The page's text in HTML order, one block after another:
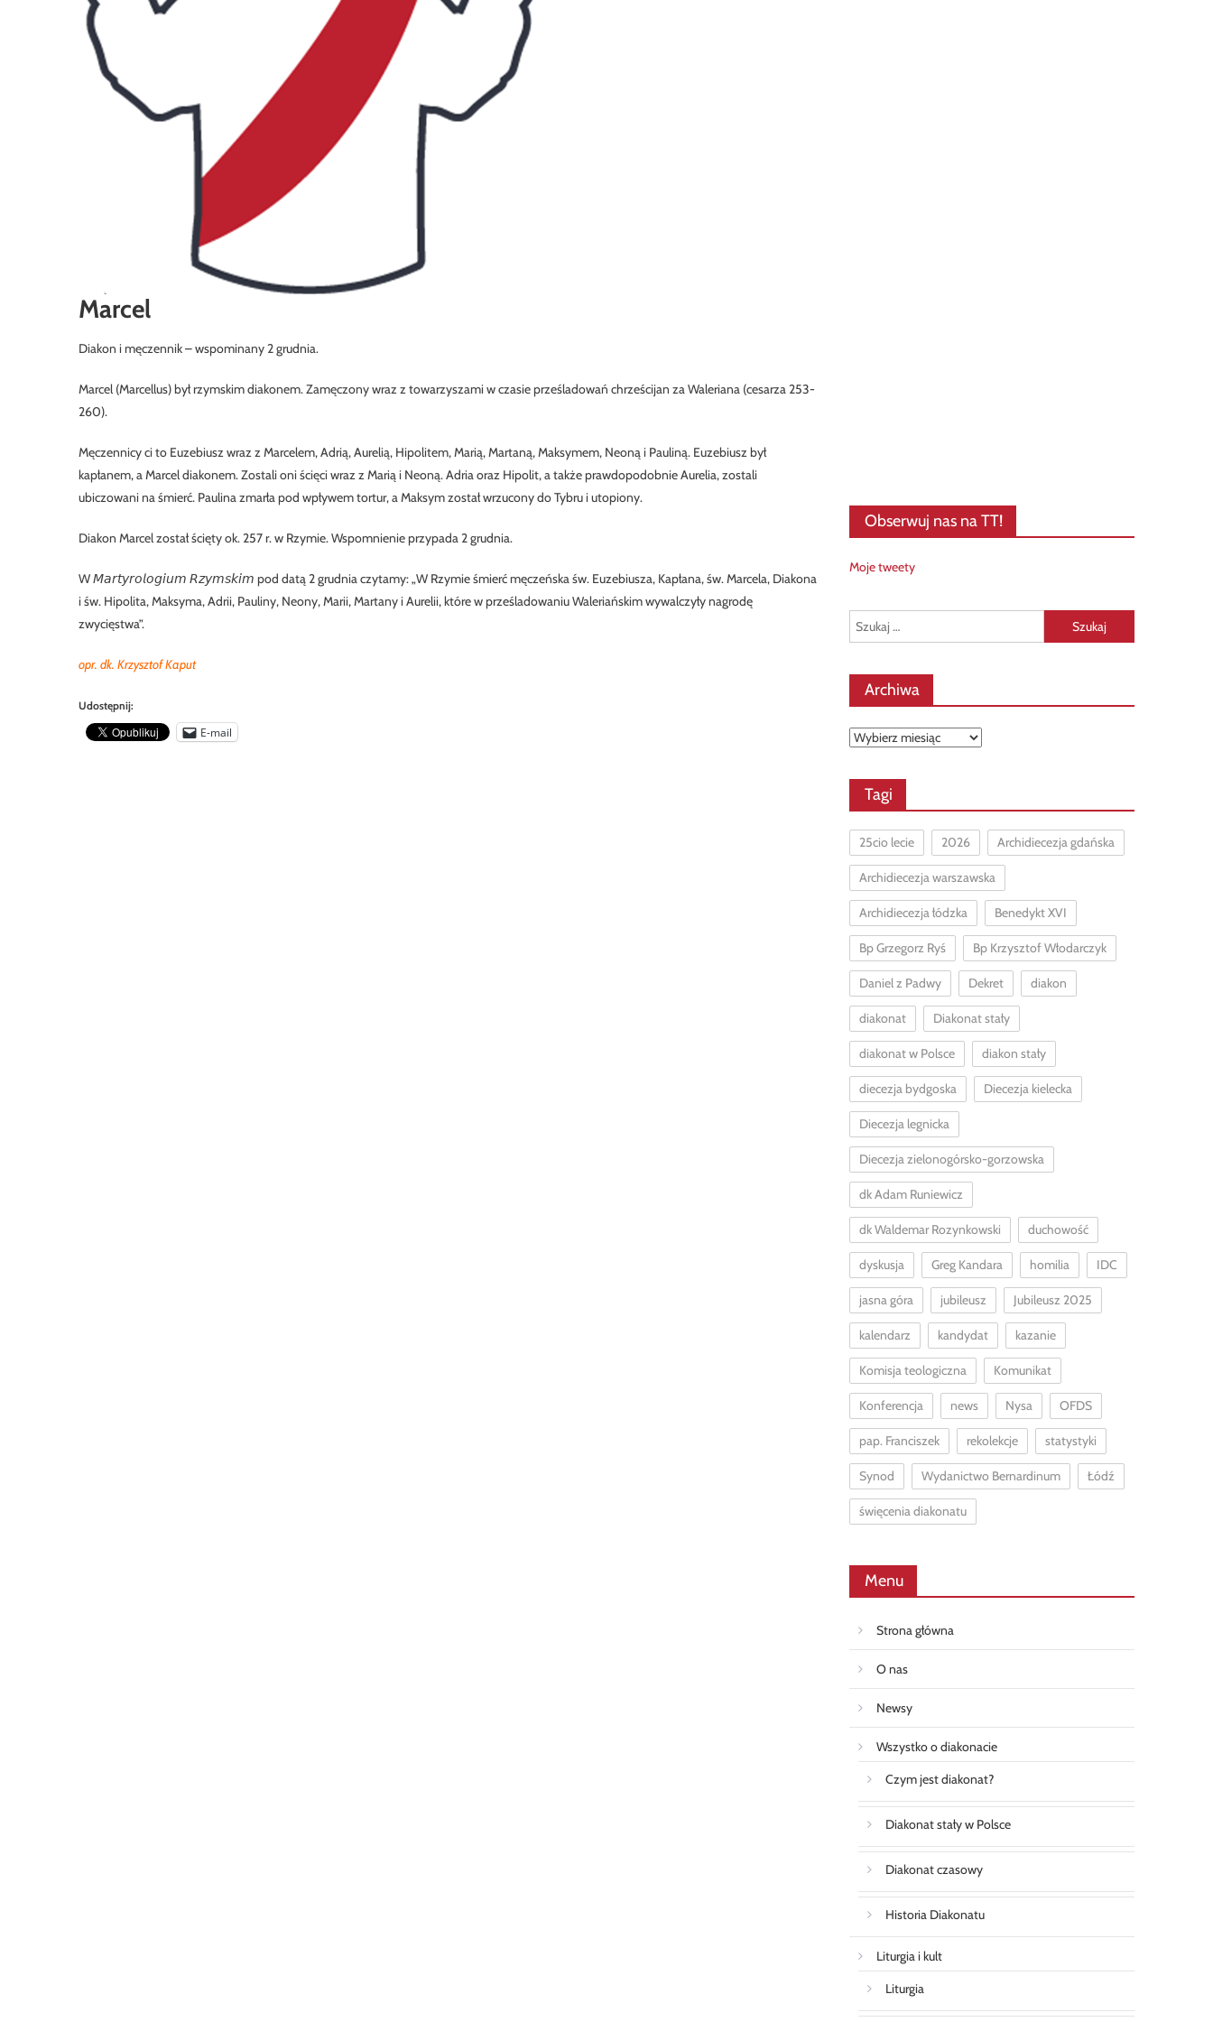
Marcel
Diakon i męczennik – wspominany 2 grudnia.
Marcel (Marcellus) był rzymskim diakonem. Zamęczony wraz z towarzyszami w czasie prześladowań chrześcijan za Waleriana (cesarza 253-
260).
Męczennicy ci to Euzebiusz wraz z Marcelem, Adrią, Aurelią, Hipolitem, Marią, Martaną, Maksymem, Neoną i Pauliną. Euzebiusz był
kapłanem, a Marcel diakonem. Zostali oni ścięci wraz z Marią i Neoną. Adria oraz Hipolit, a także prawdopodobnie Aurelia, zostali
ubiczowani na śmierć. Paulina zmarła pod wpływem tortur, a Maksym został wrzucony do Tybru i utopiony.
Diakon Marcel został ścięty ok. 257 r. w Rzymie. Wspomnienie przypada 2 grudnia.
W 𝘔𝘢𝘳𝘵𝘺𝘳𝘰𝘭𝘰𝘨𝘪𝘶𝘮 𝘙𝘻𝘺𝘮𝘴𝘬𝘪𝘮 pod datą 2 grudnia czytamy: „W Rzymie śmierć męczeńska św. Euzebiusza, Kapłana, św. Marcela, Diakona
i św. Hipolita, Maksyma, Adrii, Pauliny, Neony, Marii, Martany i Aurelii, które w prześladowaniu Waleriańskim wywalczyły nagrodę
zwycięstwa”.
opr. dk. Krzysztof Kaput
Udostępnij:
E-mail
Obserwuj nas na TT!
Moje tweety
Szukaj:
Archiwa
Archiwa
Tagi
25cio lecie 2026 Archidiecezja gdańska
Archidiecezja warszawska
Archidiecezja łódzka Benedykt XVI
Bp Grzegorz Ryś Bp Krzysztof Włodarczyk
Daniel z Padwy Dekret diakon
diakonat Diakonat stały
diakonat w Polsce diakon stały
diecezja bydgoska Diecezja kielecka
Diecezja legnicka
Diecezja zielonogórsko-gorzowska
dk Adam Runiewicz
dk Waldemar Rozynkowski duchowość
dyskusja Greg Kandara homilia IDC
jasna góra jubileusz Jubileusz 2025
kalendarz kandydat kazanie
Komisja teologiczna Komunikat
Konferencja news Nysa OFDS
pap. Franciszek rekolekcje statystyki
Synod Wydanictwo Bernardinum Łódź
święcenia diakonatu
Menu
Strona główna
O nas
Newsy
Wszystko o diakonacie
Czym jest diakonat?
Diakonat stały w Polsce
Diakonat czasowy
Historia Diakonatu
Liturgia i kult
Liturgia